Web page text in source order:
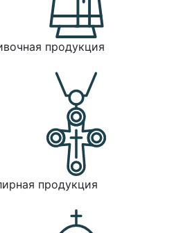
продукция
продукция